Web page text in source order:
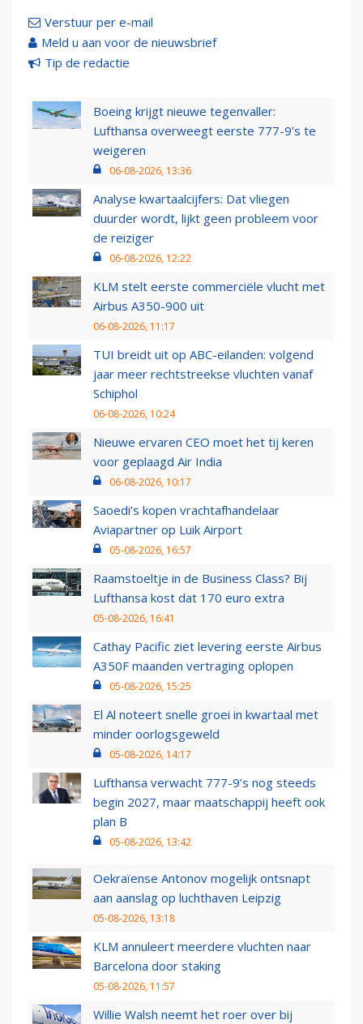
Verstuur per e-mail
Meld u aan voor de nieuwsbrief
Tip de redactie
Boeing krijgt nieuwe tegenvaller:
Lufthansa overweegt eerste 777-9’s te
weigeren
06-08-2026, 13:36
Analyse kwartaalcijfers: Dat vliegen
duurder wordt, lijkt geen probleem voor
de reiziger
06-08-2026, 12:22
KLM stelt eerste commerciële vlucht met
Airbus A350-900 uit
06-08-2026, 11:17
TUI breidt uit op ABC-eilanden: volgend
jaar meer rechtstreekse vluchten vanaf
Schiphol
06-08-2026, 10:24
Nieuwe ervaren CEO moet het tij keren
voor geplaagd Air India
06-08-2026, 10:17
Saoedi’s kopen vrachtafhandelaar
Aviapartner op Luik Airport
05-08-2026, 16:57
Raamstoeltje in de Business Class? Bij
Lufthansa kost dat 170 euro extra
05-08-2026, 16:41
Cathay Pacific ziet levering eerste Airbus
A350F maanden vertraging oplopen
05-08-2026, 15:25
El Al noteert snelle groei in kwartaal met
minder oorlogsgeweld
05-08-2026, 14:17
Lufthansa verwacht 777-9’s nog steeds
begin 2027, maar maatschappij heeft ook
plan B
05-08-2026, 13:42
Oekraïense Antonov mogelijk ontsnapt
aan aanslag op luchthaven Leipzig
05-08-2026, 13:18
KLM annuleert meerdere vluchten naar
Barcelona door staking
05-08-2026, 11:57
Willie Walsh neemt het roer over bij